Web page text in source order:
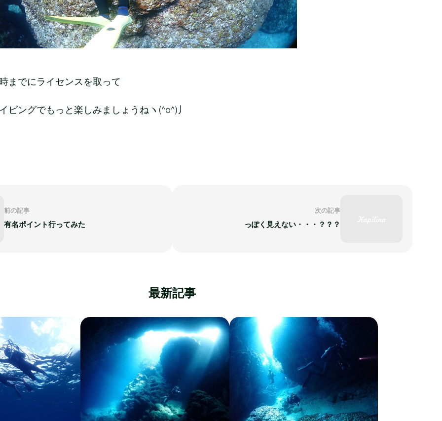
までにライセンスを取って
ビングでもっと楽しみましょうねヽ(^o^)丿
前の記事
有名ポイント行ってみた
次の記事
っぽく見えない・・・？？？
最新記事